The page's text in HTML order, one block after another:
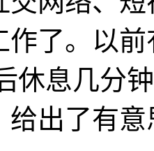
作了。以
休息几分
给出了有